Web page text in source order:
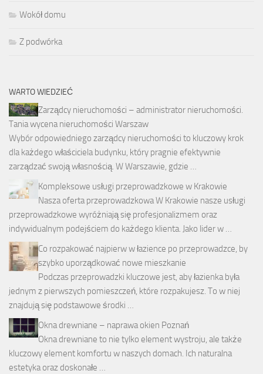
Wokół domu
Z podwórka
WARTO WIEDZIEĆ
Zarządcy nieruchomości – administrator nieruchomości.
Tania wycena nieruchomości Warszaw
Wybór odpowiedniego zarządcy nieruchomości to kluczowy krok
dla każdego właściciela budynku, który pragnie efektywnie
zarządzać swoją własnością. W Warszawie, gdzie …
Kompleksowe usługi przeprowadzkowe w Krakowie
Nasza oferta przeprowadzkowa W Krakowie nasze usługi
przeprowadzkowe wyróżniają się profesjonalizmem oraz
indywidualnym podejściem do każdego klienta. Jako lider w …
Co rozpakować najpierw w łazience po przeprowadzce, by
szybko uporządkować nowe mieszkanie
Podczas przeprowadzki kluczowe jest, aby łazienka była
jednym z pierwszych pomieszczeń, które rozpakujesz. To w niej
znajdują się podstawowe środki …
Okna drewniane – naprawa okien Poznań
Okna drewniane to nie tylko element wystroju, ale także
kluczowy element komfortu w naszych domach. Ich naturalna
estetyka oraz doskonałe …